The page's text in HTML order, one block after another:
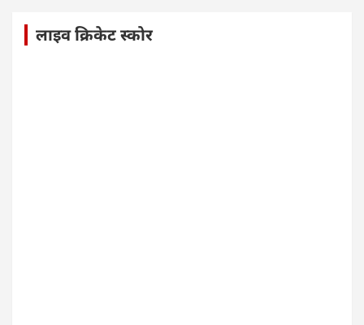
लाइव क्रिकेट स्कोर